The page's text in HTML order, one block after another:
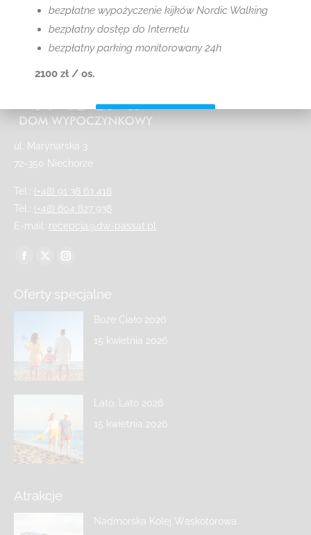
ul. Marynarska 3
72-350 Niechorze
Tel.: (+48) 91 38 63 418
Tel.: (+48) 604 827 938
E-mail: recepcja@dw-passat.pl
Znajdź nas na:
Oferty specjalne
Boże Ciało 2026
15 kwietnia 2026
Lato, Lato 2026
15 kwietnia 2026
Atrakcje
Nadmorska Kolej Wąskotorowa
bezpłatne wypożyczenie kijków Nordic Walking
bezpłatny dostęp do Internetu
bezpłatny parking monitorowany 24h
2100 zł / os.
Sprawdź szczegóły